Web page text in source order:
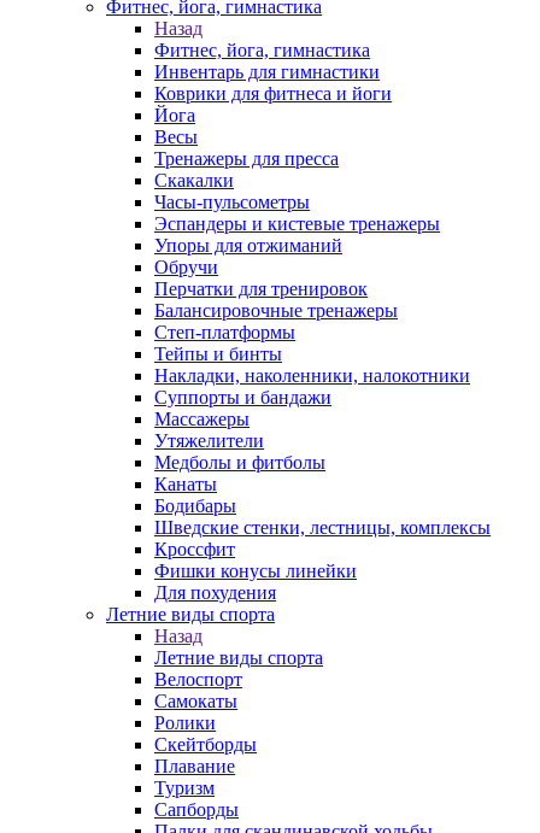
Фитнес, йога, гимнастика
Назад
Фитнес, йога, гимнастика
Инвентарь для гимнастики
Коврики для фитнеса и йоги
Йога
Весы
Тренажеры для пресса
Скакалки
Часы-пульсометры
Эспандеры и кистевые тренажеры
Упоры для отжиманий
Обручи
Перчатки для тренировок
Балансировочные тренажеры
Степ-платформы
Тейпы и бинты
Накладки, наколенники, налокотники
Суппорты и бандажи
Массажеры
Утяжелители
Медболы и фитболы
Канаты
Бодибары
Шведские стенки, лестницы, комплексы
Кроссфит
Фишки конусы линейки
Для похудения
Летние виды спорта
Назад
Летние виды спорта
Велоспорт
Самокаты
Ролики
Скейтборды
Плавание
Туризм
Сапборды